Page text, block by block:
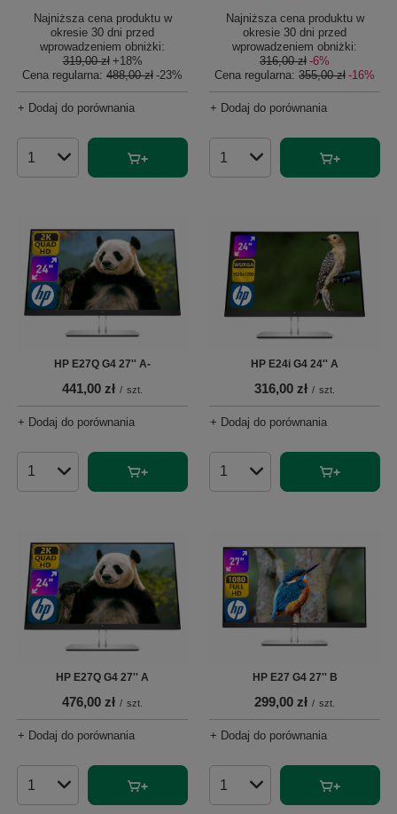
Najniższa cena produktu w
okresie 30 dni przed
wprowadzeniem obniżki:
319,00 zł +18%
Cena regularna: 488,00 zł -23%
+ Dodaj do porównania
Ilość produktów
Najniższa cena produktu w
okresie 30 dni przed
wprowadzeniem obniżki:
316,00 zł -6%
Cena regularna: 355,00 zł -16%
+ Dodaj do porównania
Ilość produktów
HP E27Q G4 27'' A-
441,00 zł / szt.
+ Dodaj do porównania
Ilość produktów
HP E24i G4 24'' A
316,00 zł / szt.
+ Dodaj do porównania
Ilość produktów
HP E27Q G4 27'' A
476,00 zł / szt.
+ Dodaj do porównania
Ilość produktów
HP E27 G4 27'' B
299,00 zł / szt.
+ Dodaj do porównania
Ilość produktów